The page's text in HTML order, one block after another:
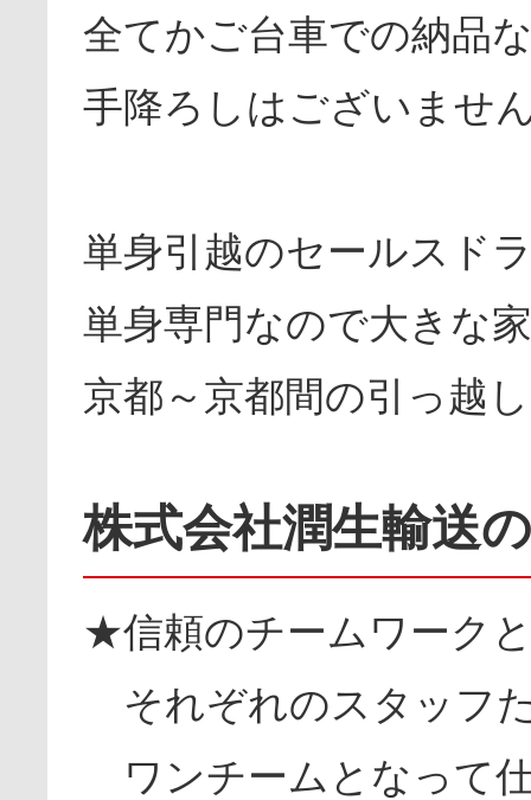
全てかご台車での納品
手降ろしはございま
単身引越のセールス
単身専門なので大きな
京都～京都間の引っ越
株式会社潤生輸送
★信頼のチームワーク
それぞれのスタッフ
ワンチームとなって